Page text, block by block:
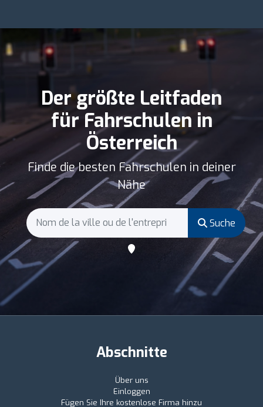
Der größte Leitfaden
für Fahrschulen in
Österreich
Finde die besten Fahrschulen in deiner
Nähe
Suche
Abschnitte
Über uns
Einloggen
Fügen Sie Ihre kostenlose Firma hinzu